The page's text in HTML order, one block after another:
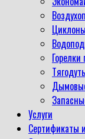
Циклоны
Горелки
Услуги
Сертификаты